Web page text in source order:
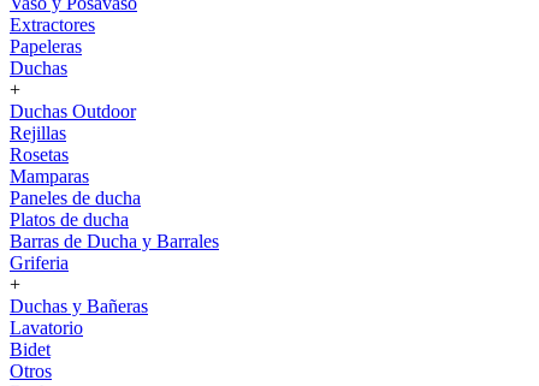
Extractores
Papeleras
Duchas
+
Duchas Outdoor
Rejillas
Rosetas
Mamparas
Paneles de ducha
Platos de ducha
Barras de Ducha y Barrales
Griferia
+
Duchas y Bañeras
Lavatorio
Bidet
Otros